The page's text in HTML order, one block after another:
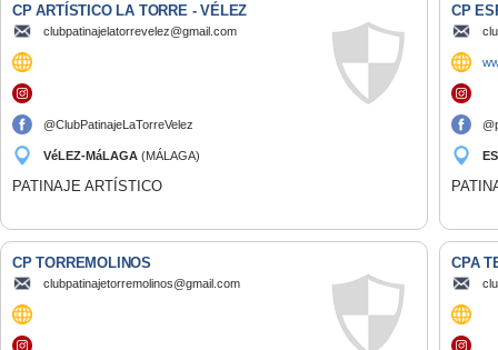
CP ARTÍSTICO LA TORRE - VÉLEZ
clubpatinajelatorrevelez@gmail.com
@ClubPatinajeLaTorreVelez
VéLEZ-MáLAGA (MÁLAGA)
PATINAJE ARTÍSTICO
CP
CP TORREMOLINOS
clubpatinajetorremolinos@gmail.com
CPA